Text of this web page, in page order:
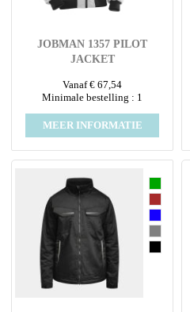
JOBMAN 1357 PILOT
JACKET
Vanaf € 67,54
Minimale bestelling : 1
MEER INFORMATIE